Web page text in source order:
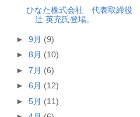
ひなた株式会社 代表取締役
辻 英充氏登場。
► 9月 (9)
► 8月 (10)
► 7月 (6)
► 6月 (12)
► 5月 (11)